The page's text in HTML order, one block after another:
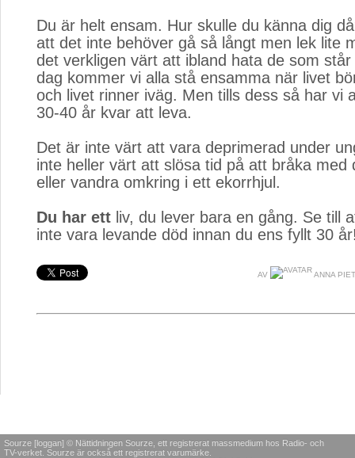
Du är helt ensam. Hur skulle du känna dig
att det inte behöver gå så långt men lek lite
det verkligen värt att ibland hata de som
dag kommer vi alla stå ensamma när livet
och livet rinner iväg. Men tills dess så har vi
30-40 år kvar att leva.
Det är inte värt att vara deprimerad under
inte heller värt att slösa tid på att bråka med
eller vandra omkring i ett ekorrhjul.
Du har ett liv, du lever bara en gång. Se till
inte vara levande död innan du ens fyllt 30
AV ANNA
Sourze [loggan] © Nättidningen Sourze, ett registrerat massmedium hos Radio- och
TV-verket. Sourze är också ett registrerat varumärke.